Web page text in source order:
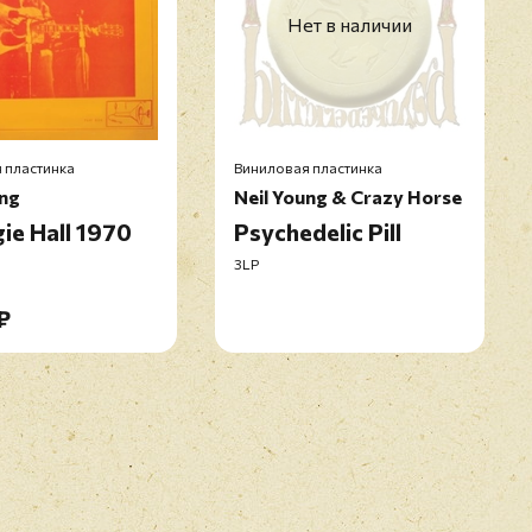
Downtown
(For The Road)
Part II
Прикрепить фото
отзывы проходят модерацию
Hall 1970
Нет в наличии
Виниловая пластинка
Neil Young & Crazy Horse
Psychedelic Pill
3LP